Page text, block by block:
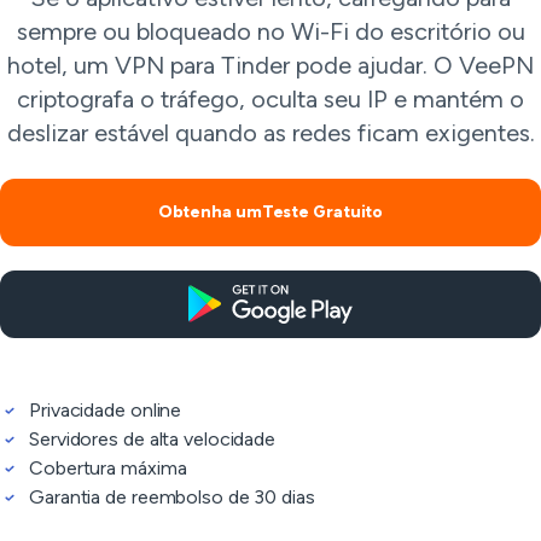
sempre ou bloqueado no Wi-Fi do escritório ou
hotel, um VPN para Tinder pode ajudar. O VeePN
criptografa o tráfego, oculta seu IP e mantém o
deslizar estável quando as redes ficam exigentes.
Obtenha umTeste Gratuito
Privacidade online
Servidores de alta velocidade
Cobertura máxima
Garantia de reembolso de 30 dias